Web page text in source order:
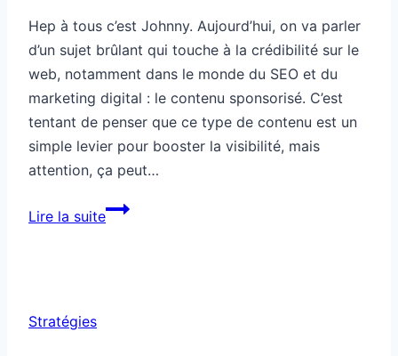
Hep à tous c’est Johnny. Aujourd’hui, on va parler
d’un sujet brûlant qui touche à la crédibilité sur le
web, notamment dans le monde du SEO et du
marketing digital : le contenu sponsorisé. C’est
tentant de penser que ce type de contenu est un
simple levier pour booster la visibilité, mais
attention, ça peut…
Lire la suiteCe
Stratégies